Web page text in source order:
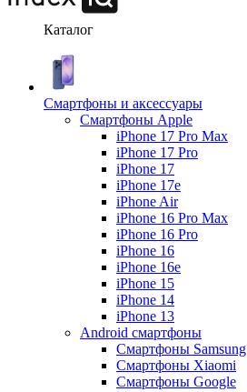
Каталог
Смартфоны и аксессуары
Смартфоны Apple
iPhone 17 Pro Max
iPhone 17 Pro
iPhone 17
iPhone 17e
iPhone Air
iPhone 16 Pro Max
iPhone 16 Pro
iPhone 16
iPhone 16e
iPhone 15
iPhone 14
iPhone 13
Android cмартфоны
Смартфоны Samsung
Смартфоны Xiaomi
Смартфоны Google